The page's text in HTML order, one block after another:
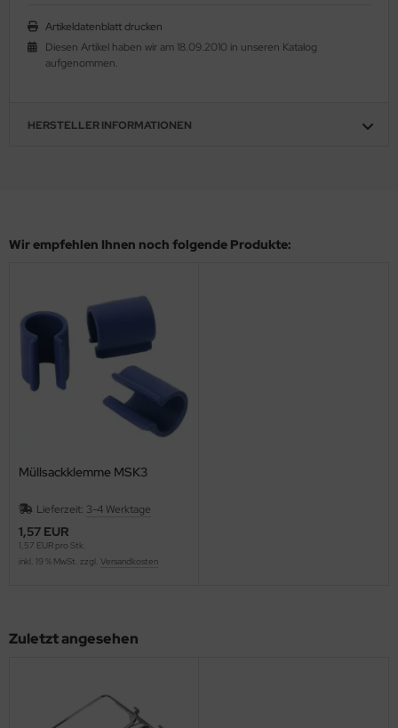
Artikeldatenblatt drucken
Diesen Artikel haben wir am 18.09.2010 in unseren Katalog
aufgenommen.
HERSTELLER INFORMATIONEN
Wir empfehlen Ihnen noch folgende Produkte:
Müllsackklemme MSK3
Lieferzeit: 3-4 Werktage
1,57 EUR
1,57 EUR pro Stk.
inkl. 19 % MwSt. zzgl. Versandkosten
Zuletzt angesehen